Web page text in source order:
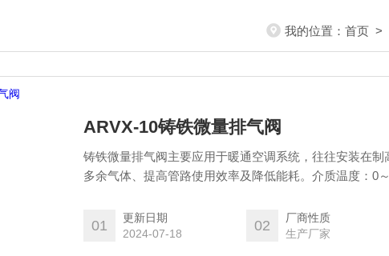
我的位置： 首页 >
ARVX-10铸铁微量排气阀
铸铁微量排气阀主要应用于暖通空调系统，往往安装在
多余气体、提高管路使用效率及降低能耗。介质温度：0
01
更新日期
2024-07-18
02
厂商性质
生产厂家